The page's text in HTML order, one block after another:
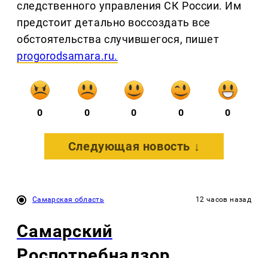
следственного управления СК России. Им
предстоит детально воссоздать все
обстоятельства случившегося, пишет
progorodsamara.ru.
0 0 0 0 0
Следующая новость ↓
Самарская область 12 часов назад
Самарский